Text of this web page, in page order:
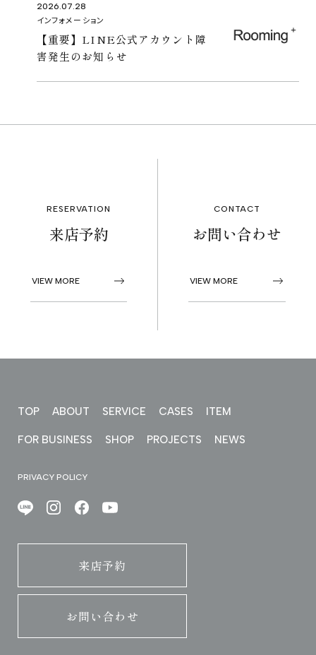
2026.07.28
インフォメーション
【重要】LINE公式アカウント障
害発生のお知らせ
RESERVATION
来店予約
VIEW MORE
CONTACT
お問い合わせ
VIEW MORE
TOP ABOUT SERVICE CASES ITEM
FOR BUSINESS SHOP PROJECTS NEWS
PRIVACY POLICY
来店予約
お問い合わせ